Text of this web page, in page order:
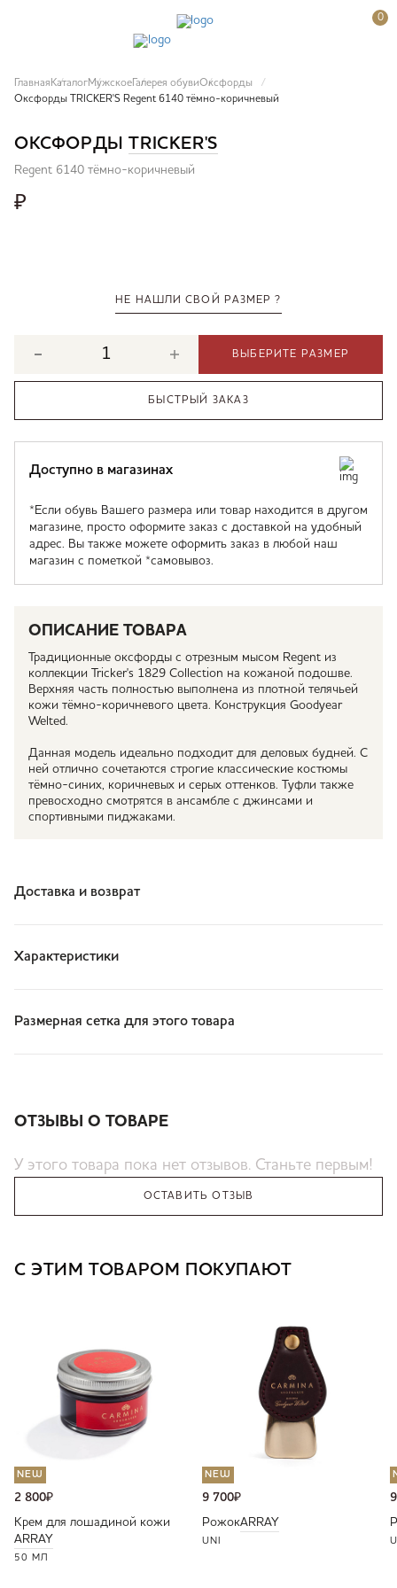
0
Главная КаталогМужское Галерея обувиОксфорды
Оксфорды TRICKER'S Regent 6140 тёмно-коричневый
ОКСФОРДЫ TRICKER'S
Regent 6140 тёмно-коричневый
₽
НЕ НАШЛИ СВОЙ РАЗМЕР ?
ВЫБЕРИТЕ РАЗМЕР
БЫСТРЫЙ ЗАКАЗ
Доступно в магазинах
*Если обувь Вашего размера или товар находится в другом
магазине, просто оформите заказ с доставкой на удобный
адрес. Вы также можете оформить заказ в любой наш
магазин с пометкой *самовывоз.
ОПИСАНИЕ ТОВАРА
Традиционные оксфорды с отрезным мысом Regent из
коллекции Tricker's 1829 Collection на кожаной подошве.
Верхняя часть полностью выполнена из плотной телячьей
кожи тёмно-коричневого цвета. Конструкция Goodyear
Welted.
Данная модель идеально подходит для деловых будней. С
ней отлично сочетаются строгие классические костюмы
тёмно-синих, коричневых и серых оттенков. Туфли также
превосходно смотрятся в ансамбле с джинсами и
спортивными пиджаками.
Доставка и возврат
Характеристики
Размерная сетка для этого товара
ОТЗЫВЫ О ТОВАРЕ
У этого товара пока нет отзывов. Станьте первым!
ОСТАВИТЬ ОТЗЫВ
С ЭТИМ ТОВАРОМ ПОКУПАЮТ
NEW
2 800₽
Крем для лошадиной кожи
ARRAY
50 МЛ
NEW
9 700₽
РожокARRAY
UNI